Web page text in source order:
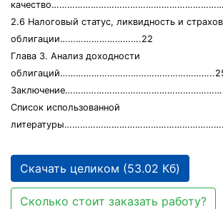
2.6 Налоговый статус, ликвидность и
облигации………………………….22
Глава 3. Анализ доходности
Список использованной
Скачать целиком (53.02 Кб)
Сколько стоит заказать работу?